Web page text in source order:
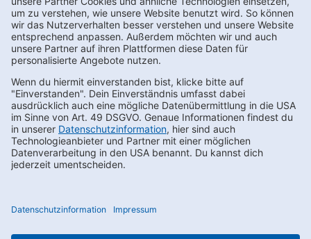
Kontakt
FAQs
Karriere
Datenschutz
Compliance